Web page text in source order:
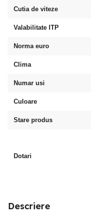
Cutia de viteze
Valabilitate ITP
Norma euro
Clima
Numar usi
Culoare
Stare produs
Dotari
Descriere